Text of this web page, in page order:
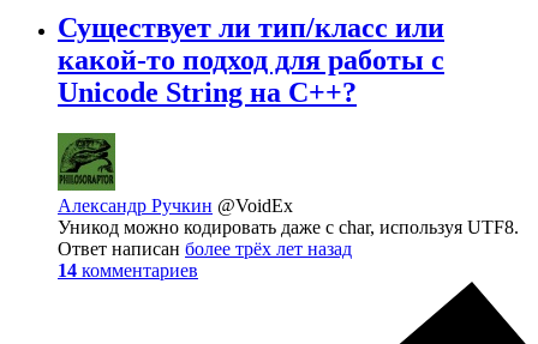
Существует ли тип/класс или
какой-то подход для работы с
Unicode String на С++?
Александр Ручкин @VoidEx
Уникод можно кодировать даже с char, используя UTF8.
Ответ написан более трёх лет назад
14 комментариев